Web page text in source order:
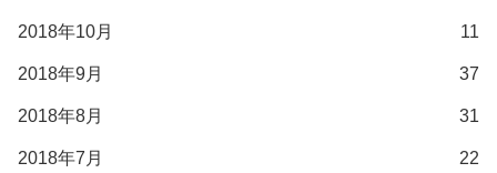
2018年10月 11
2018年9月 37
2018年8月 31
2018年7月 22